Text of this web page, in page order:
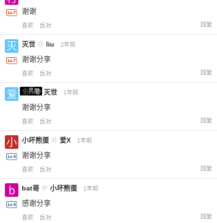
谢谢
喜欢 反对 回复
灭世 @ liu 2年前
谢谢分享
喜欢 反对 回复
小黑屋
爱X @ 灭世 1年前
谢谢分享
喜欢 反对 回复
小坏熊蛋 @ 爱X 1年前
谢谢分享
喜欢 反对 回复
bat哥 @ 小坏熊蛋 1年前
感谢分享
喜欢 反对 回复